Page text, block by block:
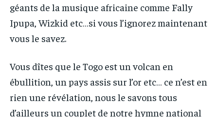
géants de la musique africaine comme Fally
Ipupa, Wizkid etc…si vous l’ignorez maintenant
vous le savez.
Vous dîtes que le Togo est un volcan en
ébullition, un pays assis sur l’or etc… ce n’est en
rien une révélation, nous le savons tous
d’ailleurs un couplet de notre hymne national